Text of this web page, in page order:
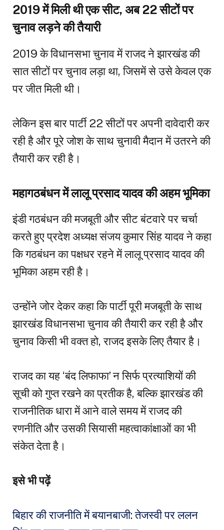
2019 में मिली थी एक सीट, अब 22 सीटों पर
चुनाव लड़ने की तैयारी
2019 के विधानसभा चुनाव में राजद ने झारखंड की
सात सीटों पर चुनाव लड़ा था, जिसमें से उसे केवल एक
पर जीत मिली थी।
लेकिन इस बार पार्टी 22 सीटों पर अपनी दावेदारी कर
रही है और पूरे जोश के साथ चुनावी मैदान में उतरने की
तैयारी कर रही है।
महागठबंधन में लालू प्रसाद यादव की अहम भूमिका
इंडी गठबंधन की मजबूती और सीट बंटवारे पर चर्चा
करते हुए प्रदेश अध्यक्ष संजय कुमार सिंह यादव ने कहा
कि गठबंधन का पक्षधर रहने में लालू प्रसाद यादव की
भूमिका अहम रही है।
उन्होंने जोर देकर कहा कि पार्टी पूरी मजबूती के साथ
झारखंड विधानसभा चुनाव की तैयारी कर रही है और
चुनाव किसी भी वक्त हो, राजद इसके लिए तैयार है।
राजद का यह ‘बंद लिफाफा’ न सिर्फ प्रत्याशियों की
सूची को गुप्त रखने का प्रतीक है, बल्कि झारखंड की
राजनीतिक धारा में आने वाले समय में राजद की
रणनीति और उसकी सियासी महत्वाकांक्षाओं का भी
संकेत देता है।
इसे भी पढ़ें
बिहार की राजनीति में बयानबाजी: तेजस्वी पर ललन